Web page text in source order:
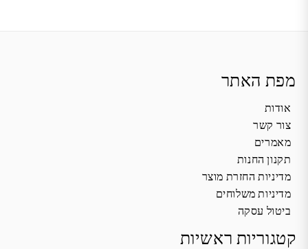
מפת האתר
אודות
צור קשר
מאמרים
תקנון החנות
מדיניות החזרת מוצר
מדיניות משלוחים
ביטול עסקה
קטגוריות ראשיות